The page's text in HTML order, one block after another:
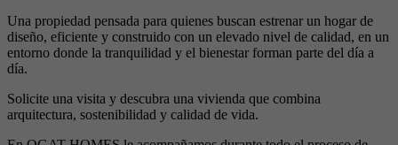
Una propiedad pensada para quienes buscan estrenar un hogar de
diseño, eficiente y construido con un elevado nivel de calidad, en un
entorno donde la tranquilidad y el bienestar forman parte del día a
día.
Solicite una visita y descubra una vivienda que combina
arquitectura, sostenibilidad y calidad de vida.